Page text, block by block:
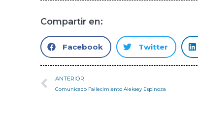
Compartir en:
Facebook Twitter
ANTERIOR
Comunicado Fallecimiento Aleksey Espinoza